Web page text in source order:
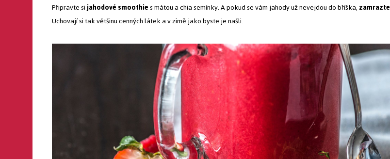
Připravte sijahodové smoothies mátou a chia semínky. A pokud se vám jahody už nevejdou do bříška,
Uchovají si tak většinu cenných látek a v zimě jako byste je našli.